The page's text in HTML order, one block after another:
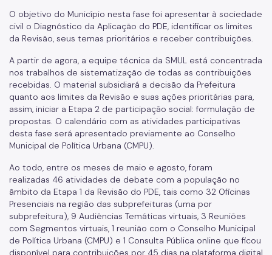
Aprovação de Projetos
Portal de Licenciamento
Aprova Rápido
Requalifica Rápido
Controle do uso
Certificado de Acessibilidade
Segurança de uso das Edificações
Estação Rádio-Base
Elevadores
Locais de Reunião e Eventos
O objetivo do Município nesta fase foi apresentar à sociedade
civil o Diagnóstico da Aplicação do PDE, identificar os limites
da Revisão, seus temas prioritários e receber contribuições.
A partir de agora, a equipe técnica da SMUL está concentrada
nos trabalhos de sistematização de todas as contribuições
recebidas. O material subsidiará a decisão da Prefeitura
quanto aos limites da Revisão e suas ações prioritárias para,
assim, iniciar a Etapa 2 de participação social: formulação de
propostas. O calendário com as atividades participativas
desta fase será apresentado previamente ao Conselho
Municipal de Política Urbana (CMPU).
Ao todo, entre os meses de maio e agosto, foram
realizadas 46 atividades de debate com a população no
âmbito da Etapa 1 da Revisão do PDE, tais como 32 Oficinas
Presenciais na região das subprefeituras (uma por
subprefeitura), 9 Audiências Temáticas virtuais, 3 Reuniões
com Segmentos virtuais, 1 reunião com o Conselho Municipal
de Política Urbana (CMPU) e 1 Consulta Pública online que ficou
disponível para contribuições por 45 dias na plataforma digital